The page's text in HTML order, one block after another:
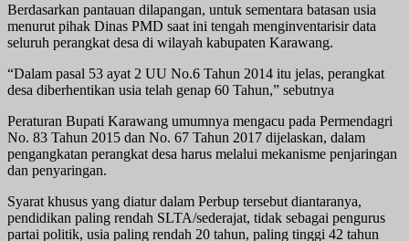
Berdasarkan pantauan dilapangan, untuk sementara batasan usia
menurut pihak Dinas PMD saat ini tengah menginventarisir data
seluruh perangkat desa di wilayah kabupaten Karawang.
“Dalam pasal 53 ayat 2 UU No.6 Tahun 2014 itu jelas, perangkat
desa diberhentikan usia telah genap 60 Tahun,” sebutnya
Peraturan Bupati Karawang umumnya mengacu pada Permendagri
No. 83 Tahun 2015 dan No. 67 Tahun 2017 dijelaskan, dalam
pengangkatan perangkat desa harus melalui mekanisme penjaringan
dan penyaringan.
Syarat khusus yang diatur dalam Perbup tersebut diantaranya,
pendidikan paling rendah SLTA/sederajat, tidak sebagai pengurus
partai politik, usia paling rendah 20 tahun, paling tinggi 42 tahun